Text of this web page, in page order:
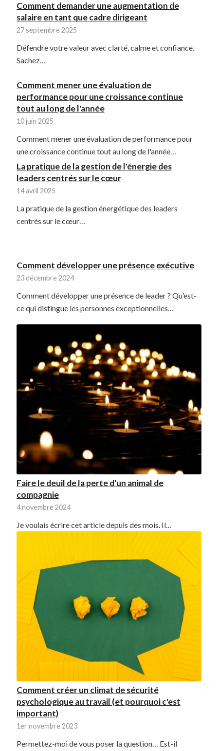
Comment demander une augmentation de
salaire en tant que cadre dirigeant
27 septembre 2025
Défendre votre valeur avec clarté, calme et confiance.
Sachez…
Comment mener une évaluation de
performance pour une croissance continue
tout au long de l'année
10 juin 2025
Comment mener une évaluation de performance pour
une croissance continue tout au long de l'année…
La pratique de la gestion de l'énergie des
leaders centrés sur le cœur
14 avril 2025
La pratique de la gestion énergétique des leaders
centrés sur le cœur…
Comment développer une présence exécutive
23 décembre 2024
Comment développer une présence de leader ? Qu’est-
ce qui distingue les personnes exceptionnelles…
Faire le deuil de la perte d'un animal de
compagnie
4 novembre 2024
Je voulais écrire cet article depuis des mois. Il…
Comment créer un climat de sécurité
psychologique au travail (et pourquoi c'est
important)
1er novembre 2023
Permettez-moi de vous poser la question… Est-il